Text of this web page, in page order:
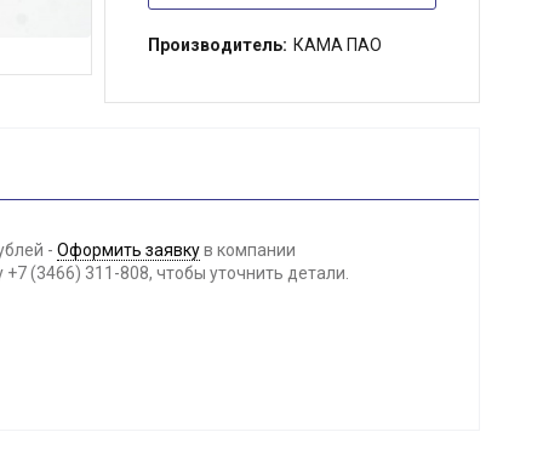
Производитель: КАМА ПАО
- Оформить заявкув компании
(3466) 311-808, чтобы уточнить детали.